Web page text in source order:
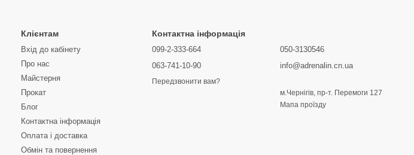
Клієнтам
Вхід до кабінету
Про нас
Майстерня
Прокат
Блог
Контактна інформація
Оплата і доставка
Обмін та повернення
Контактна інформація
099-2-333-664
063-741-10-90
Передзвонити вам?
050-3130546
info@adrenalin.cn.ua
м.Чернігів, пр-т. Перемоги 127
Мапа проїзду